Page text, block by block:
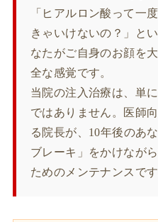
「ヒアルロン酸って一
きゃいけないの？」と
なたがご自身のお顔を
全な感覚です。
当院の注入治療は、単
ではありません。医師
る院長が、10年後のあ
ブレーキ」をかけなが
ためのメンテナンスです